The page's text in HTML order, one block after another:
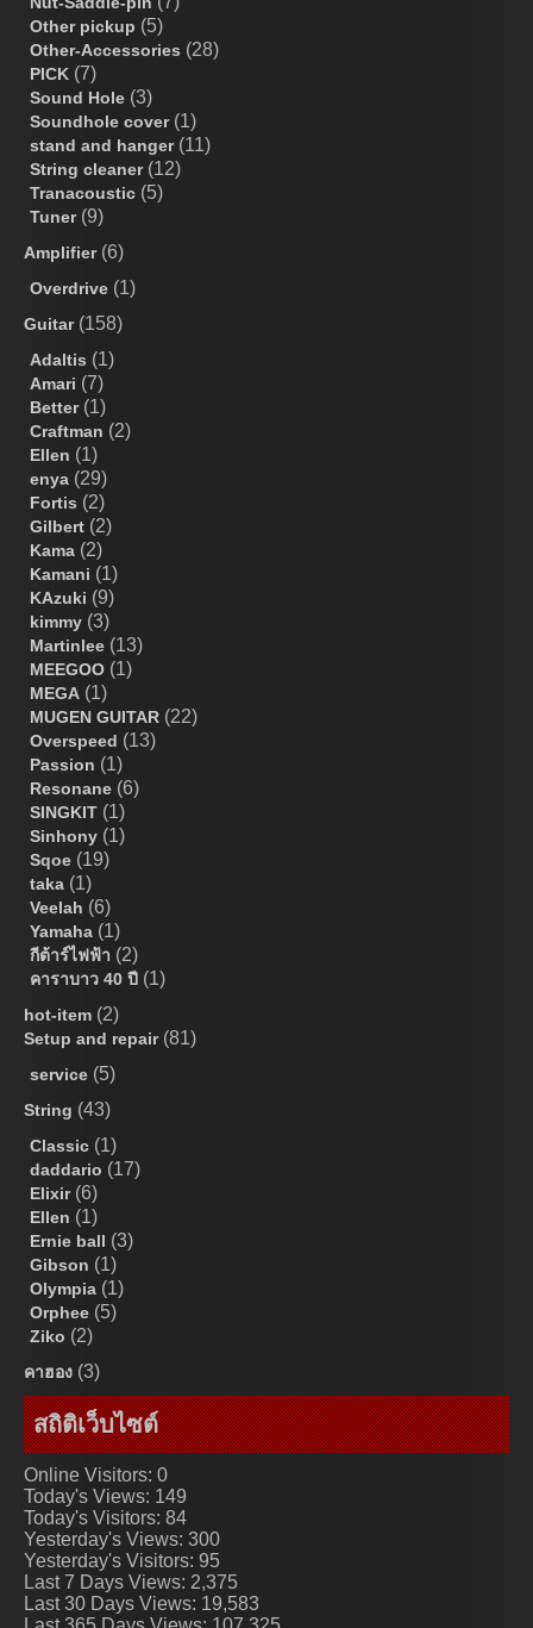
Other pickup (5)
Other-Accessories (28)
PICK (7)
Sound Hole (3)
Soundhole cover(1)
stand and hanger(11)
String cleaner(12)
Tranacoustic (5)
Tuner(9)
Amplifier(6)
Overdrive (1)
Guitar(158)
Adaltis (1)
Amari (7)
Better(1)
Craftman (2)
Ellen (1)
enya (29)
Fortis (2)
Gilbert (2)
Kama (2)
Kamani (1)
KAzuki (9)
kimmy (3)
Martinlee (13)
MEEGOO (1)
MEGA (1)
MUGEN GUITAR (22)
Overspeed (13)
Passion (1)
Resonane (6)
SINGKIT (1)
Sinhony (1)
Sqoe (19)
taka (1)
Veelah (6)
Yamaha (1)
กีต้าร์ไฟฟ้า (2)
คาราบาว 40 ปี (1)
hot-item (2)
Setup and repair(81)
service (5)
String (43)
Classic (1)
daddario (17)
Elixir(6)
Ellen (1)
Ernie ball (3)
Gibson (1)
Olympia (1)
Orphee (5)
Ziko (2)
คาฮอง (3)
สถิติเว็บไซต์
Online Visitors: 0
Today's Views: 149
Today's Visitors: 84
Yesterday's Views: 300
Yesterday's Visitors: 95
Last 7 Days Views: 2,375
Last 30 Days Views: 19,583